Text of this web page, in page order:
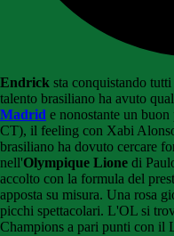
Endrick sta conquistando
talento brasiliano ha avuto
Madrid e nonostante un
CT), il feeling con Xabi
brasiliano ha dovuto cercare
nell'Olympique Lione di
accolto con la formula del
apposta su misura. Una rosa
picchi spettacolari. L'OL si
Champions a pari punti con il